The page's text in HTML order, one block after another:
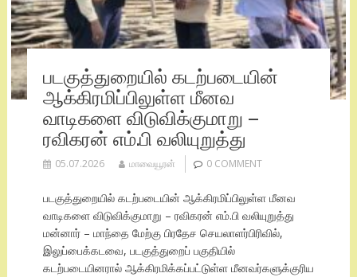
படகுத்துறையில் கடற்படையின்
ஆக்கிரமிப்பிலுள்ள மீனவ
வாடிகளை விடுவிக்குமாறு –
ரவிகரன் எம்.பி வலியுறுத்து
05.07.2026 மாவையூரன் 0 COMMENT
படகுத்துறையில் கடற்படையின் ஆக்கிரமிப்பிலுள்ள மீனவ
வாடிகளை விடுவிக்குமாறு – ரவிகரன் எம்.பி வலியுறுத்து
மன்னார் – மாந்தை மேற்கு பிரதேச செயலாளர்பிரிவில்,
இலுப்பைக்கடவை, படகுத்துறைப் பகுதியில்
கடற்படையினரால் ஆக்கிரமிக்கப்பட்டுள்ள மீனவர்களுக்குரிய